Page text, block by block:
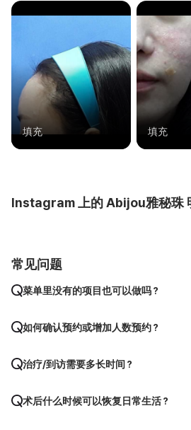
填充 填充
Instagram 上的 Abijou雅秘珠
常见问题
菜单里没有的项目也可以做吗？
如何确认预约或增加人数预约？
治疗/到访需要多长时间？
术后什么时候可以恢复日常生活？